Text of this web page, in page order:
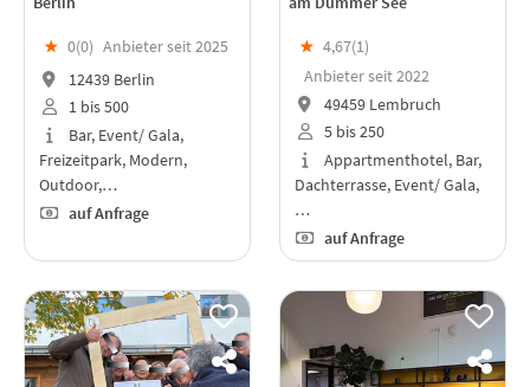
★ 0(0) Anbieter seit 2025
12439 Berlin
1 bis 500
Bar, Event/ Gala,
Freizeitpark, Modern,
Outdoor,…
auf Anfrage
★ 4,67(1)
Anbieter seit 2022
49459 Lembruch
5 bis 250
Appartmenthotel, Bar,
Dachterrasse, Event/ Gala,
…
auf Anfrage